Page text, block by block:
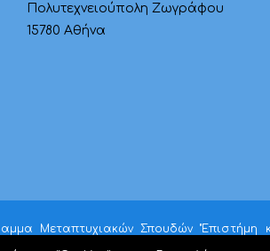
Πολυτεχνειούπολη Ζωγράφου
15780 Αθήνα
Μεταπτυχιακών Σπουδών "Επιστήμη